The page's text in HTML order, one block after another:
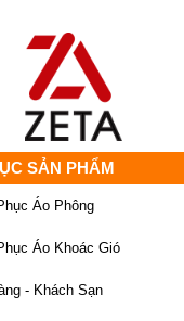
SẢN PHẨM
Áo Phông
Áo Khoác Gió
- Khách Sạn